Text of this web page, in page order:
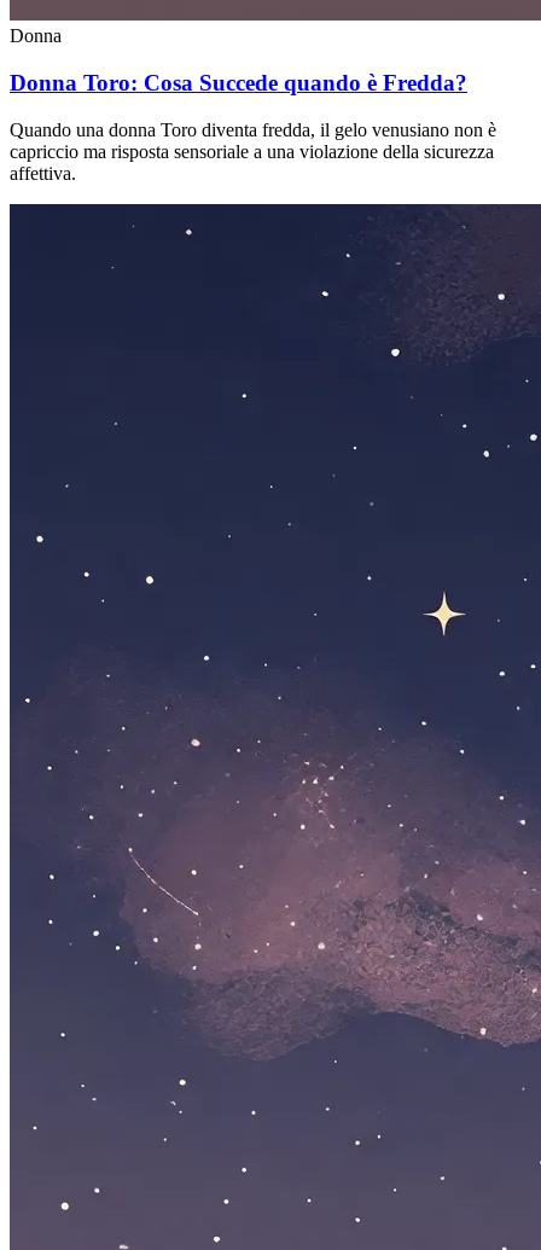
Donna
Donna Toro: Cosa Succede quando è Fredda?
Quando una donna Toro diventa fredda, il gelo venusiano non è
capriccio ma risposta sensoriale a una violazione della sicurezza
affettiva.